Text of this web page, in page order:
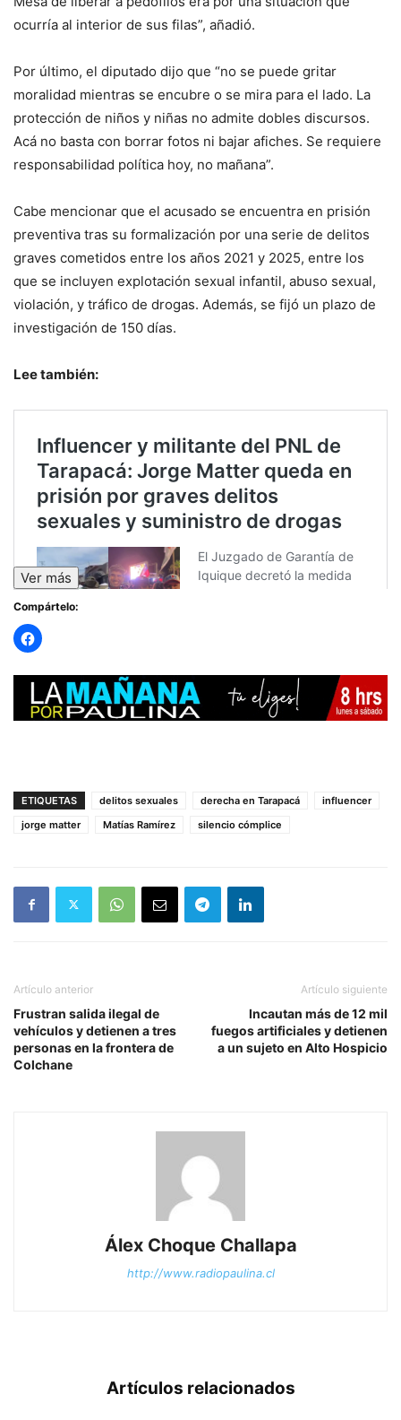
ocurría al interior de sus filas”, añadió.
Por último, el diputado dijo que “no se puede gritar
moralidad mientras se encubre o se mira para el lado. La
protección de niños y niñas no admite dobles discursos.
Acá no basta con borrar fotos ni bajar afiches. Se requiere
responsabilidad política hoy, no mañana”.
Cabe mencionar que el acusado se encuentra en prisión
preventiva tras su formalización por una serie de delitos
graves cometidos entre los años 2021 y 2025, entre los
que se incluyen explotación sexual infantil, abuso sexual,
violación, y tráfico de drogas. Además, se fijó un plazo de
investigación de 150 días.
Lee también:
Ver más
Compártelo:
ETIQUETAS delitos sexuales derecha en Tarapacá
influencer
jorge matter
Matías Ramírez silencio cómplice
Artículo anterior
Frustran salida ilegal de
vehículos y detienen a tres
personas en la frontera de
Colchane
Artículo siguiente
Incautan más de 12 mil
fuegos artificiales y detienen
a un sujeto en Alto Hospicio
Álex Choque Challapa
http://www.radiopaulina.cl
Artículos relacionados